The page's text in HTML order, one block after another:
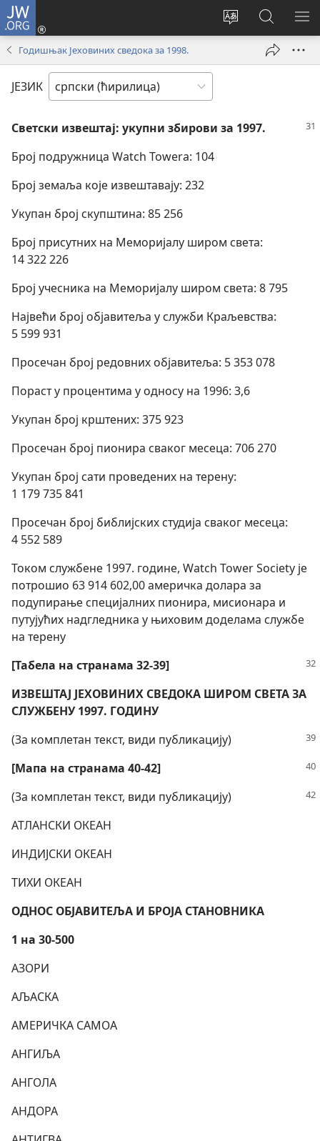
JW.ORG
Промени
Пријава
(отвара
Претрага
сајта
JW.ORG
Годишњак Јеховиних сведока за 1998.
ЈЕЗИК
Светски извештај: укупни збирови за 1997.
Број подружница Watch Towera: 104
Број земаља које извештавају: 232
Укупан број скупштина: 85 256
Број присутних на Меморијалу широм света:
14 322 226
Број учесника на Меморијалу широм света: 8 795
Највећи број објавитеља у служби Краљевства:
5 599 931
Просечан број редовних објавитеља: 5 353 078
Пораст у процентима у односу на 1996: 3,6
Укупан број крштених: 375 923
Просечан број пионира сваког месеца: 706 270
Укупан број сати проведених на терену:
1 179 735 841
Просечан број библијских студија сваког месеца:
4 552 589
Током службене 1997. године, Watch Tower Society је
потрошио 63 914 602,00 америчка долара за
подупирање специјалних пионира, мисионара и
путујућих надгледника у њиховим доделама службе
на терену
[Табела на странама 32-39]
ИЗВЕШТАЈ ЈЕХОВИНИХ СВЕДОКА ШИРОМ СВЕТА ЗА
СЛУЖБЕНУ 1997. ГОДИНУ
(За комплетан текст, види публикацију)
[Мапа на странама 40-42]
(За комплетан текст, види публикацију)
АТЛАНСКИ ОКЕАН
ИНДИЈСКИ ОКЕАН
ТИХИ ОКЕАН
ОДНОС ОБЈАВИТЕЉА И БРОЈА СТАНОВНИКА
1 на 30-500
АЗОРИ
АЉАСКА
АМЕРИЧКА САМОА
АНГИЉА
АНГОЛА
АНДОРА